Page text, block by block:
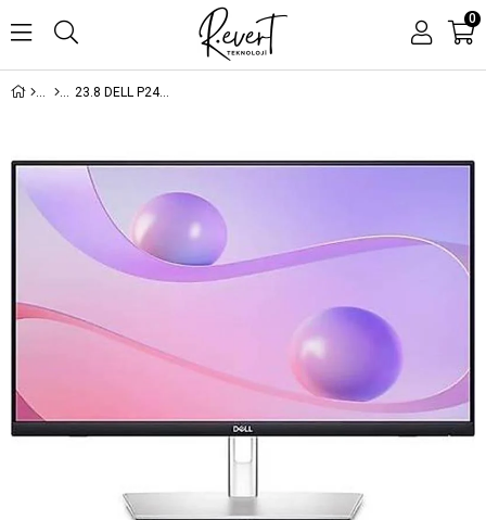
0
23.8 DELL P2424HT FHD 5MS 60HZ HDMI+DP+TYPE-C LED MONITOR